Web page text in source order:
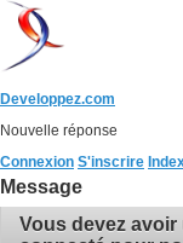
Developpez.com
Nouvelle réponse
Connexion S'inscrire
Message
Vous devez